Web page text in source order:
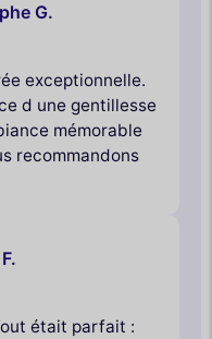
G.
exceptionnelle.
d une gentillesse
mémorable
recommandons
était parfait :